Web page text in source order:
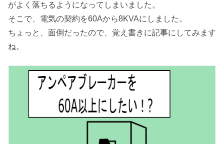
がよく落ちるようになってしまいました。
そこで、電気の契約を60Aから8KVAにしました。
ちょっと、面倒だったので、覚え書きに記事にしてみます
ね。